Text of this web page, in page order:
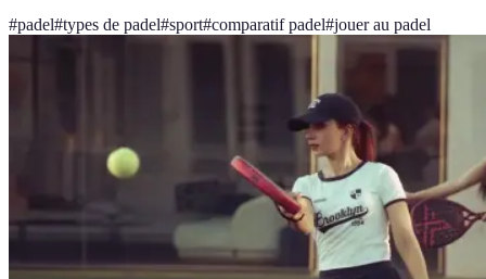
#padel#types de padel#sport#comparatif padel#jouer au padel